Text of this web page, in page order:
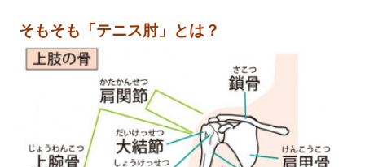
そもそも「テニス肘」とは？